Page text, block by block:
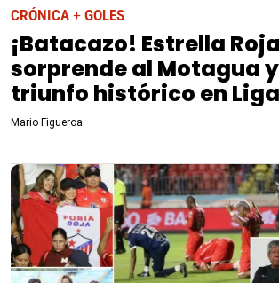
CRÓNICA + GOLES
¡Batacazo! Estrella Roja
sorprende al Motagua
triunfo histórico en
Mario Figueroa